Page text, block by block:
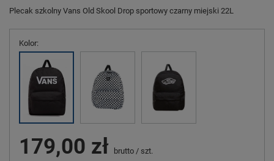
Plecak szkolny Vans Old Skool Drop sportowy czarny miejski 22L
Kolor
179,00 zł brutto / szt.